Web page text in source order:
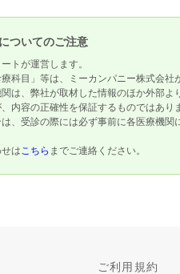
ついてのご注意
トが運営します。
科目」等は、ミーカンパニー株式会
は、弊社が取材した情報のほか外部
内容の正確性を保証するものではあり
、受診の際には必ず事前に各医療機
はこちら までご連絡ください。
ご利用規約